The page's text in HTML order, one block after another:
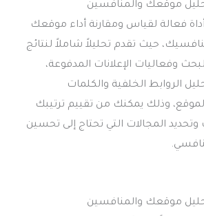
تُعتبر SE Ranking أداة فعالة لقياس ومقارنة أداء موقعك
حيث تقدم تحليلاً شاملاً لنتائج
وفعاليات الإعلانات المدفوعة،
الروابط الخلفية والكلمات
وذلك يمكنك من تقييم ترتيبك
المجالات التي تحتاج إلى تحسين